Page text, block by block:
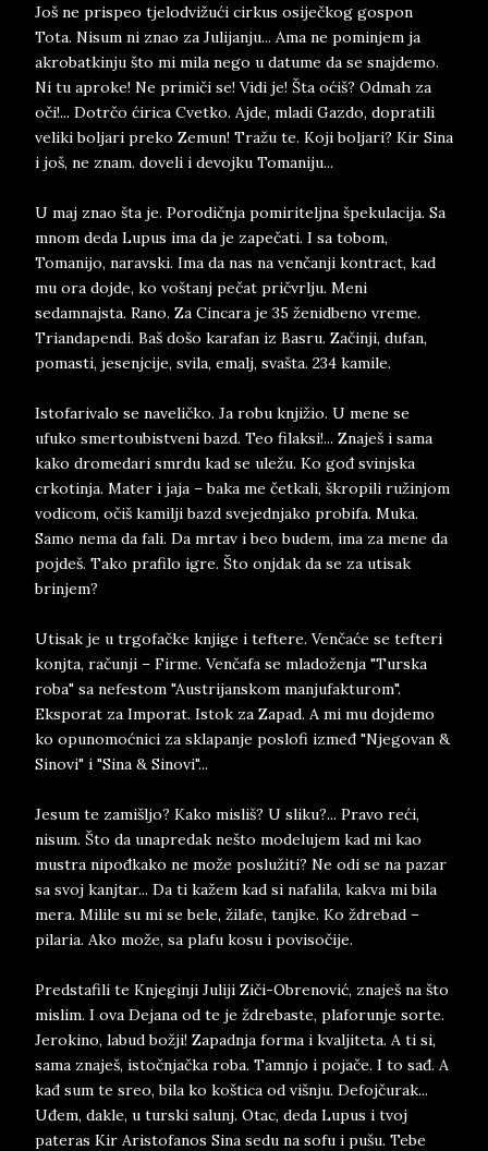
Još ne prispeo tjelodvižući cirkus osiječkog gospon
Tota. Nisum ni znao za Julijanju... Ama ne pominjem ja
akrobatkinju što mi mila nego u datume da se snajdemo.
Ni tu aproke! Ne primiči se! Vidi je! Šta oćiš? Odmah za
oči!... Dotrčo ćirica Cvetko. Ajde, mladi Gazdo, dopratili
veliki boljari preko Zemun! Tražu te. Koji boljari? Kir Sina
i još, ne znam. doveli i devojku Tomaniju...
U maj znao šta je. Porodičnja pomiriteljna špekulacija. Sa
mnom deda Lupus ima da je zapečati. I sa tobom,
Tomanijo, naravski. Ima da nas na venčanji kontract, kad
mu ora dojde, ko voštanj pečat pričvrlju. Meni
sedamnajsta. Rano. Za Cincara je 35 ženidbeno vreme.
Triandapendi. Baš došo karafan iz Basru. Začinji, dufan,
pomasti, jesenjcije, svila, emalj, svašta. 234 kamile.
Istofarivalo se naveličko. Ja robu knjižio. U mene se
ufuko smertoubistveni bazd. Teo filaksi!... Znaješ i sama
kako dromedari smrdu kad se uležu. Ko gođ svinjska
crkotinja. Mater i jaja – baka me četkali, škropili ružinjom
vodicom, očiš kamilji bazd svejednjako probifa. Muka.
Samo nema da fali. Da mrtav i beo budem, ima za mene da
pojdeš. Tako prafilo igre. Što onjdak da se za utisak
brinjem?
Utisak je u trgofačke knjige i teftere. Venčaće se tefteri
konjta, računji – Firme. Venčafa se mladoženja "Turska
roba" sa nefestom "Austrijanskom manjufakturom".
Eksporat za Imporat. Istok za Zapad. A mi mu dojdemo
ko opunomoćnici za sklapanje poslofi izmeđ "Njegovan &
Sinovi" i "Sina & Sinovi"...
Jesum te zamišljo? Kako misliš? U sliku?... Pravo reći,
nisum. Što da unapredak nešto modelujem kad mi kao
mustra nipođkako ne može poslužiti? Ne odi se na pazar
sa svoj kanjtar... Da ti kažem kad si nafalila, kakva mi bila
mera. Milile su mi se bele, žilafe, tanjke. Ko ždrebad –
pilaria. Ako može, sa plafu kosu i povisočije.
Predstafili te Knjeginji Juliji Ziči-Obrenović, znaješ na što
mislim. I ova Dejana od te je ždrebaste, plaforunje sorte.
Jerokino, labud božji! Zapadnja forma i kvaljiteta. A ti si,
sama znaješ, istočnjačka roba. Tamnjo i pojače. I to sađ. A
kađ sum te sreo, bila ko koštica od višnju. Defojčurak...
Uđem, dakle, u turski salunj. Otac, deda Lupus i tvoj
pateras Kir Aristofanos Sina sedu na sofu i pušu. Tebe